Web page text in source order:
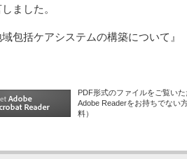
ました。
包括ケアシステムの構築について』
PDF形式のファイルをご覧い
Adobe Readerをお持ちでない
料）